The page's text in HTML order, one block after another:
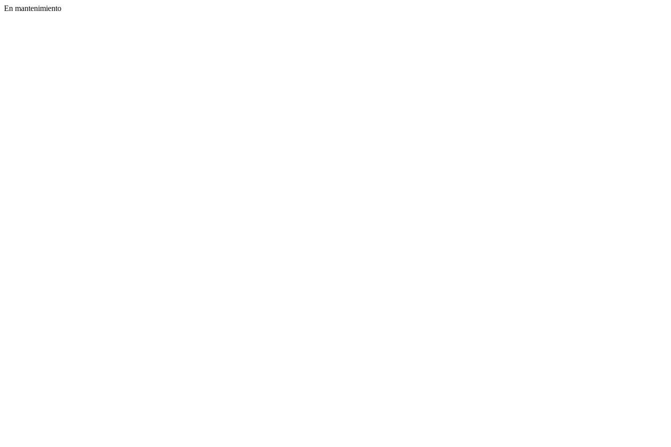
En mantenimiento